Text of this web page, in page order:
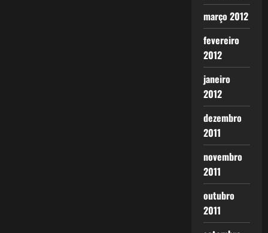
março 2012
fevereiro
2012
janeiro
2012
dezembro
2011
novembro
2011
outubro
2011